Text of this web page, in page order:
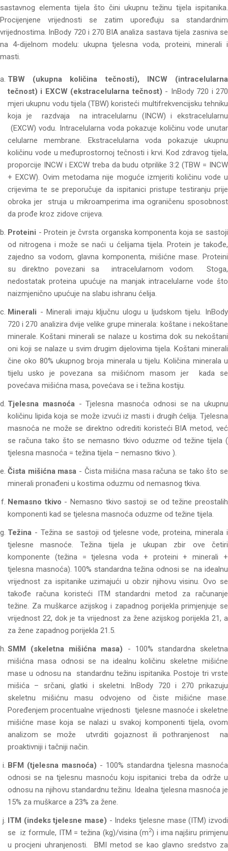
sastavnog elementa tijela što čini ukupnu težinu tijela ispitanika.
Procijenjene vrijednosti se zatim upoređuju sa standardnim
vrijednostima. InBody 720 i 270 BIA analiza sastava tijela zasniva se
na 4-dijelnom modelu: ukupna tjelesna voda, proteini, minerali i
masti.
TBW (ukupna količina tečnosti), INCW (intracelularna
tečnost) i EXCW (ekstracelularna tečnost) - InBody 720 i 270
mjeri ukupnu vodu tijela (TBW) koristeći multifrekvencijsku tehniku
koja je razdvaja na intracelularnu (INCW) i ekstracelularnu
(EXCW) vodu. Intracelularna voda pokazuje količinu vode unutar
celularne membrane. Ekstracelularna voda pokazuje ukupnu
količinu vode u međuprostornoj tečnosti i krvi. Kod zdravog tijela,
proporcije INCW i EXCW treba da budu otprilike 3:2 (TBW = INCW
+ EXCW). Ovim metodama nije moguće izmjeriti količinu vode u
crijevima te se preporučuje da ispitanici pristupe testiranju prije
obroka jer struja u mikroamperima ima ograničenu sposobnost
da prođe kroz zidove crijeva.
Proteini - Protein je čvrsta organska komponenta koja se sastoji
od nitrogena i može se naći u ćelijama tijela. Protein je takođe,
zajedno sa vodom, glavna komponenta, mišićne mase. Proteini
su direktno povezani sa intracelularnom vodom. Stoga,
nedostatak proteina upućuje na manjak intracelularne vode što
naizmjenično upućuje na slabu ishranu ćelija.
Minerali - Minerali imaju ključnu ulogu u ljudskom tijelu. InBody
720 i 270 analizira dvije velike grupe minerala: koštane i nekoštane
minerale. Koštani minerali se nalaze u kostima dok su nekoštani
oni koji se nalaze u svim drugim dijelovima tijela. Koštani minerali
čine oko 80% ukupnog broja minerala u tijelu. Količina minerala u
tijelu usko je povezana sa mišićnom masom jer kada se
povećava mišićna masa, povećava se i težina kostiju.
Tjelesna masnoća- Tjelesna masnoća odnosi se na ukupnu
količinu lipida koja se može izvući iz masti i drugih ćelija. Tjelesna
masnoća ne može se direktno odrediti koristeći BIA metod, već
se računa tako što se nemasno tkivo oduzme od težine tijela (
tjelesna masnoća = težina tijela – nemasno tkivo ).
Čista mišićna masa - Čista mišićna masa računa se tako što se
minerali pronađeni u kostima oduzmu od nemasnog tkiva.
Nemasno tkivo - Nemasno tkivo sastoji se od težine preostalih
komponenti kad se tjelesna masnoća oduzme od težine tijela.
Težina - Težina se sastoji od tjelesne vode, proteina, minerala i
tjelesne masnoće. Težina tijela je ukupan zbir ove četiri
komponente (težina = tjelesna voda + proteini + minerali +
tjelesna masnoća). 100% standardna težina odnosi se na idealnu
vrijednost za ispitanike uzimajući u obzir njihovu visinu. Ovo se
takođe računa koristeći ITM standardni metod za računanje
težine. Za muškarce azijskog i zapadnog porijekla primjenjuje se
vrijednost 22, dok je ta vrijednost za žene azijskog porijekla 21, a
za žene zapadnog porijekla 21.5.
SMM (skeletna mišićna masa) - 100% standardna skeletna
mišićna masa odnosi se na idealnu količinu skeletne mišićne
mase u odnosu na standardnu težinu ispitanika. Postoje tri vrste
mišića – srčani, glatki i skeletni. InBody 720 i 270 prikazuju
skeletnu mišićnu masu odvojeno od čiste mišićne mase.
Poređenjem procentualne vrijednosti tjelesne masnoće i skeletne
mišićne mase koja se nalazi u svakoj komponenti tijela, ovom
analizom se može utvrditi gojaznost ili pothranjenost na
proaktivniji i tačniji način.
BFM (tjelesna masnoća) - 100% standardna tjelesna masnoća
odnosi se na tjelesnu masnoću koju ispitanici treba da održe u
odnosu na njihovu standardnu težinu. Idealna tjelesna masnoća je
15% za muškarce a 23% za žene.
ITM (indeks tjelesne mase) - Indeks tjelesne mase (ITM) izvodi
se iz formule, ITM = težina (kg)/visina (m2) i ima najširu primjenu
u procjeni uhranjenosti. BMI metod se kao glavno sredstvo za